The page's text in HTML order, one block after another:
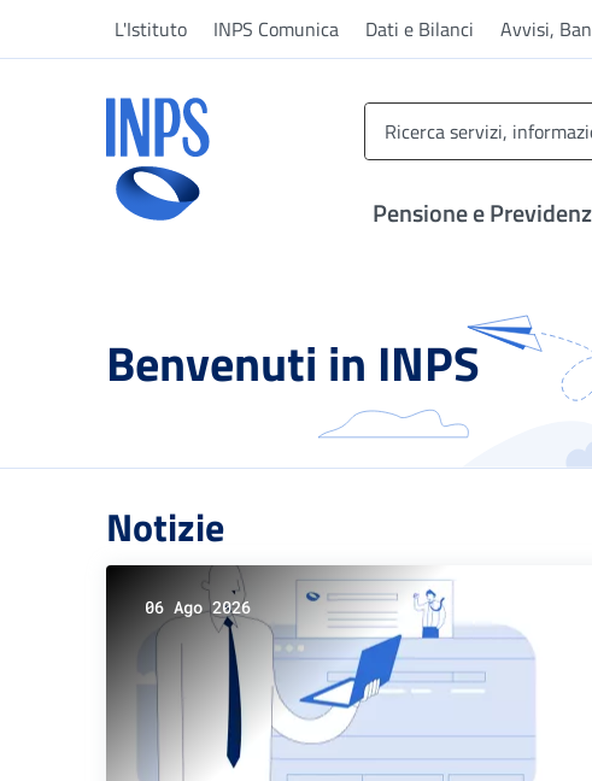
L'Istituto INPS Comunica Dati e Bilanci Avvisi,
Pensione e
Benvenuti in INPS
Notizie
06 Ago 2026